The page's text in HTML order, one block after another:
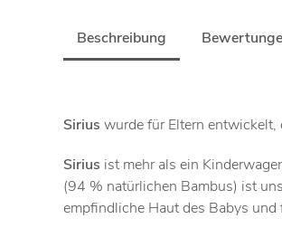
Beschreibung
Sirius wurde für Eltern entwickelt,
Sirius ist mehr als ein
(94 % natürlichen Bambus) ist
empfindliche Haut des Babys